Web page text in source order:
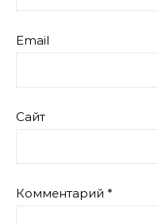
Email
Сайт
Комментарий *